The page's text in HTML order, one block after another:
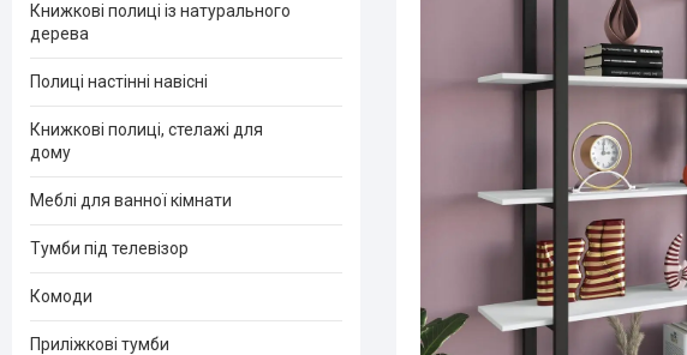
Книжкові полиці із натурального
дерева
Полиці настінні навісні
Книжкові полиці, стелажі для
дому
Меблі для ванної кімнати
Тумби під телевізор
Комоди
Приліжкові тумби